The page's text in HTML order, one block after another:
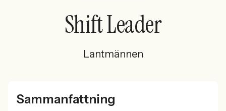
Ny här? Skapa kontoShift Leader
Lantmännen
Sammanfattning